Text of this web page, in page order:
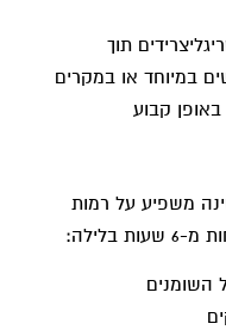
תוך
במיוחד או במקרים
קבוע
משפיע על רמות
בלילה:
השומנים